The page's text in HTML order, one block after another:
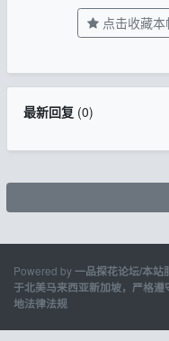
点击收藏本
最新回复(0)
Powered by一品探花论坛/本站
于北美马来西亚新加坡，严格遵
地法律法规